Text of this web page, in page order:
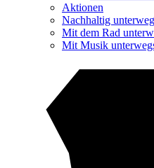
Aktionen
Nachhaltig
Mit dem Rad
Mit Musik